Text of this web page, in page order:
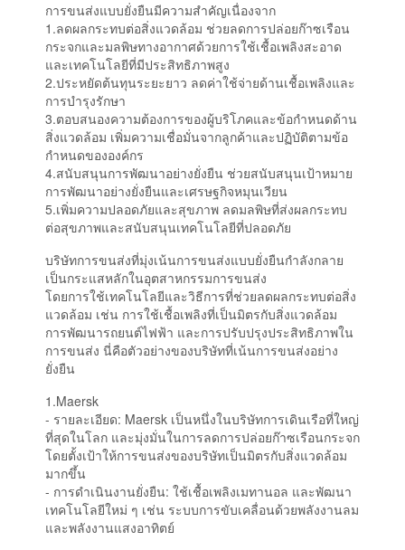
การขนส่งแบบยั่งยืนมีความสำคัญเนื่องจาก
1.ลดผลกระทบต่อสิ่งแวดล้อม ช่วยลดการปล่อยก๊าซเรือน
กระจกและมลพิษทางอากาศด้วยการใช้เชื้อเพลิงสะอาด
และเทคโนโลยีที่มีประสิทธิภาพสูง
2.ประหยัดต้นทุนระยะยาว ลดค่าใช้จ่ายด้านเชื้อเพลิงและ
การบำรุงรักษา
3.ตอบสนองความต้องการของผู้บริโภคและข้อกำหนดด้าน
สิ่งแวดล้อม เพิ่มความเชื่อมั่นจากลูกค้าและปฏิบัติตามข้อ
กำหนดขององค์กร
4.สนับสนุนการพัฒนาอย่างยั่งยืน ช่วยสนับสนุนเป้าหมาย
การพัฒนาอย่างยั่งยืนและเศรษฐกิจหมุนเวียน
5.เพิ่มความปลอดภัยและสุขภาพ ลดมลพิษที่ส่งผลกระทบ
ต่อสุขภาพและสนับสนุนเทคโนโลยีที่ปลอดภัย
บริษัทการขนส่งที่มุ่งเน้นการขนส่งแบบยั่งยืนกำลังกลาย
เป็นกระแสหลักในอุตสาหกรรมการขนส่ง
โดยการใช้เทคโนโลยีและวิธีการที่ช่วยลดผลกระทบต่อสิ่ง
แวดล้อม เช่น การใช้เชื้อเพลิงที่เป็นมิตรกับสิ่งแวดล้อม
การพัฒนารถยนต์ไฟฟ้า และการปรับปรุงประสิทธิภาพใน
การขนส่ง นี่คือตัวอย่างของบริษัทที่เน้นการขนส่งอย่าง
ยั่งยืน
1.Maersk
- รายละเอียด: Maersk เป็นหนึ่งในบริษัทการเดินเรือที่ใหญ่
ที่สุดในโลก และมุ่งมั่นในการลดการปล่อยก๊าซเรือนกระจก
โดยตั้งเป้าให้การขนส่งของบริษัทเป็นมิตรกับสิ่งแวดล้อม
มากขึ้น
- การดำเนินงานยั่งยืน: ใช้เชื้อเพลิงเมทานอล และพัฒนา
เทคโนโลยีใหม่ ๆ เช่น ระบบการขับเคลื่อนด้วยพลังงานลม
และพลังงานแสงอาทิตย์